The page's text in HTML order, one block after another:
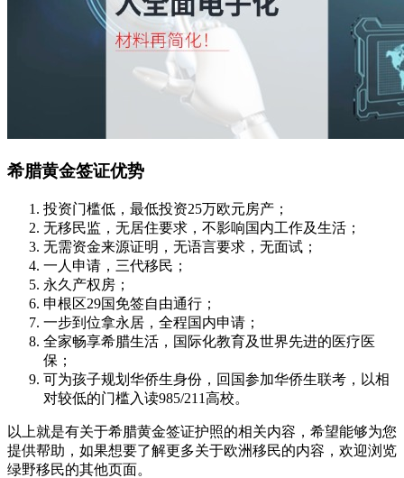
希腊黄金签证优势
投资门槛低，最低投资25万欧元房产；
无移民监，无居住要求，不影响国内工作及生活；
无需资金来源证明，无语言要求，无面试；
一人申请，三代移民；
永久产权房；
申根区29国免签自由通行；
一步到位拿永居，全程国内申请；
全家畅享希腊生活，国际化教育及世界先进的医疗医
保；
可为孩子规划华侨生身份，回国参加华侨生联考，以相
对较低的门槛入读985/211高校。
以上就是有关于希腊黄金签证护照的相关内容，希望能够为您
提供帮助，如果想要了解更多关于欧洲移民的内容，欢迎浏览
绿野移民的其他页面。